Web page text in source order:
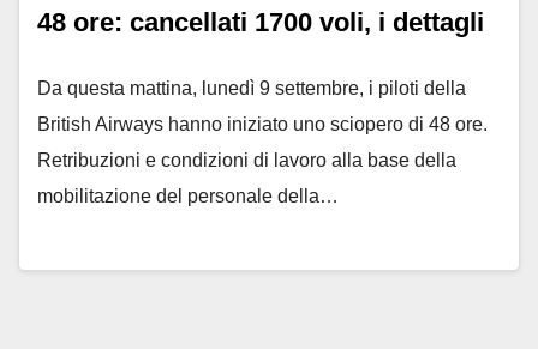
48 ore: cancellati 1700 voli, i dettagli
Da questa mattina, lunedì 9 settembre, i piloti della
British Airways hanno iniziato uno sciopero di 48 ore.
Retribuzioni e condizioni di lavoro alla base della
mobilitazione del personale della…